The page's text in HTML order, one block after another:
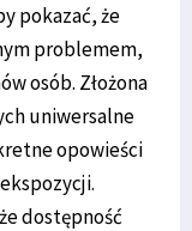
pokazać, że
problemem,
osób. Złożona
uniwersalne
opowieści
dostępność